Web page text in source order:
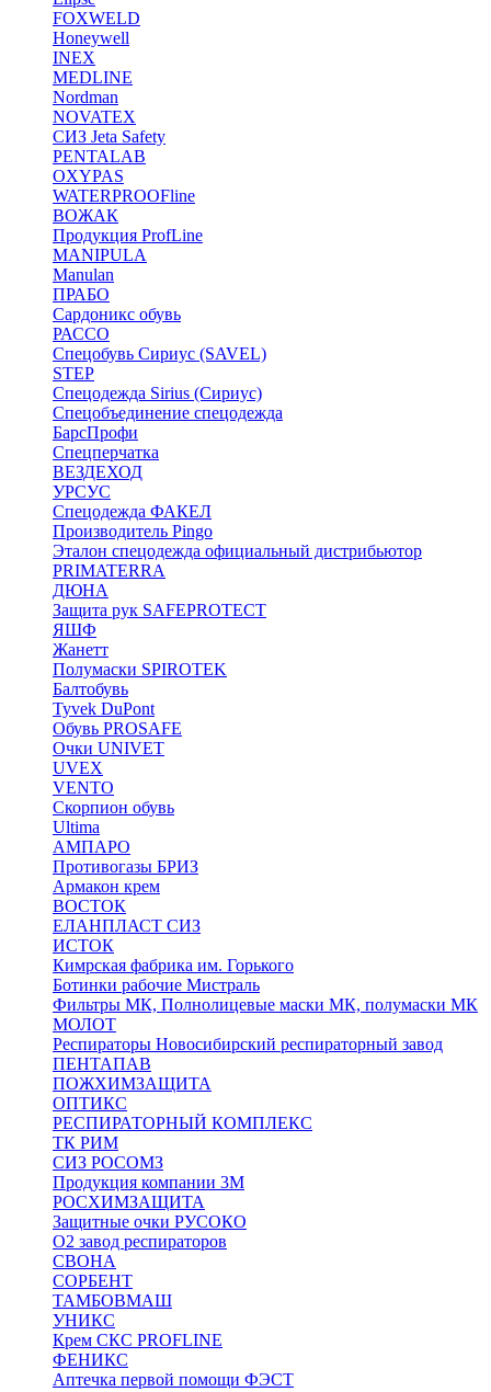
FOXWELD
Honeywell
INEX
MEDLINE
Nordman
NOVATEX
СИЗ Jeta Safety
PENTALAB
OXYPAS
WATERPROOFline
ВОЖАК
Продукция ProfLine
MANIPULA
Manulan
ПРАБО
Сардоникс обувь
РАССО
Спецобувь Сириус (SAVEL)
STEP
Спецодежда Sirius (Сириус)
Спецобъединение спецодежда
БарсПрофи
Спецперчатка
ВЕЗДЕХОД
УРСУС
Спецодежда ФАКЕЛ
Производитель Pingo
Эталон спецодежда официальный дистрибьютор
PRIMATERRA
ДЮНА
Защита рук SAFEPROTECT
ЯШФ
Жанетт
Полумаски SPIROTEK
Балтобувь
Tyvek DuPont
Обувь PROSAFE
Очки UNIVET
UVEX
VENTO
Скорпион обувь
Ultima
АМПАРО
Противогазы БРИЗ
Армакон крем
ВОСТОК
ЕЛАНПЛАСТ СИЗ
ИСТОК
Кимрская фабрика им. Горького
Ботинки рабочие Мистраль
Фильтры МК, Полнолицевые маски МК, полумаски МК
МОЛОТ
Респираторы Новосибирский респираторный завод
ПЕНТАПАВ
ПОЖХИМЗАЩИТА
ОПТИКС
РЕСПИРАТОРНЫЙ КОМПЛЕКС
ТК РИМ
СИЗ РОСОМЗ
Продукция компании 3M
РОСХИМЗАЩИТА
Защитные очки РУСОКО
О2 завод респираторов
СВОНА
СОРБЕНТ
ТАМБОВМАШ
УНИКС
Крем СКС PROFLINE
ФЕНИКС
Аптечка первой помощи ФЭСТ